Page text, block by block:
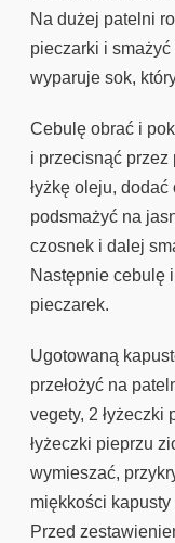
Na dużej patelni
pieczarki i
wyparuje sok,
Cebulę obrać i
i przecisnąć przez
łyżkę oleju,
podsmażyć na
czosnek i dalej
Następnie cebulę
pieczarek.
Ugotowaną
przełożyć na
vegety, 2 łyżeczki
łyżeczki pieprzu
wymieszać,
miękkości kapusty
Przed